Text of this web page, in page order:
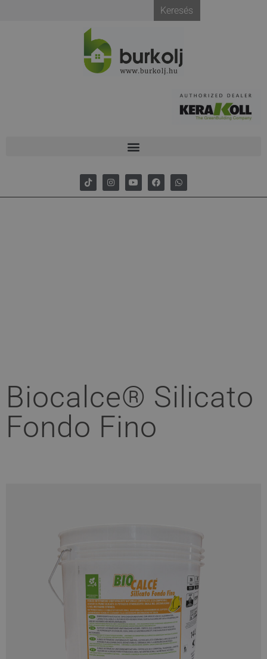
Keresés
Biocalce® Silicato
Fondo Fino